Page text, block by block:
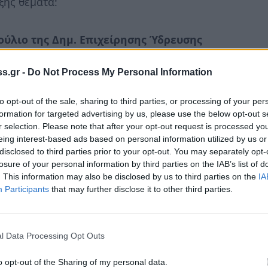
- Do Not Process My Personal Information
opt-out of the sale, sharing to third parties, or processing of your
for targeted advertising by us, please use the below opt-out
selection. Please note that after your opt-out request is processed
interest-based ads based on personal information utilized by us
to third parties prior to your opt-out. You may separately
of your personal information by third parties on the IAB’s list of
This information may also be disclosed by us to third parties on the
Participants that may further disclose it to other third parties.
Data Processing Opt Outs
opt-out of the Sharing of my personal data.
της Δημ. Επιχείρησης Ύδρευσης
του ΝΠΔΔ«Δημοτικό Λιμενικό
του Κοινωφελούς Ιδρύματος
Μαρίας Κ. Ράδου ».
του Ν.Π.Δ.Δ. με την επωνυμία
Δ.Ναυπλιέων».
του ΝΠΔΔ με την επωνυμία
Δ.Ναυπλιέων
του Δήμου Ναυπλιέων στο
Στερεών Αποβλήτων